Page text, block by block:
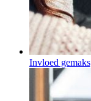
Invloed